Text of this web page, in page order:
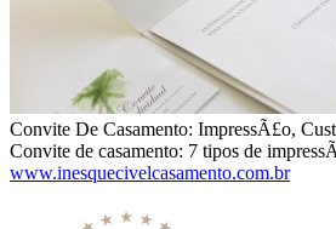
Convite De Casamento: ImpressÃ£o,
Convite de casamento: 7 tipos de
www.inesquecivelcasamento.com.br